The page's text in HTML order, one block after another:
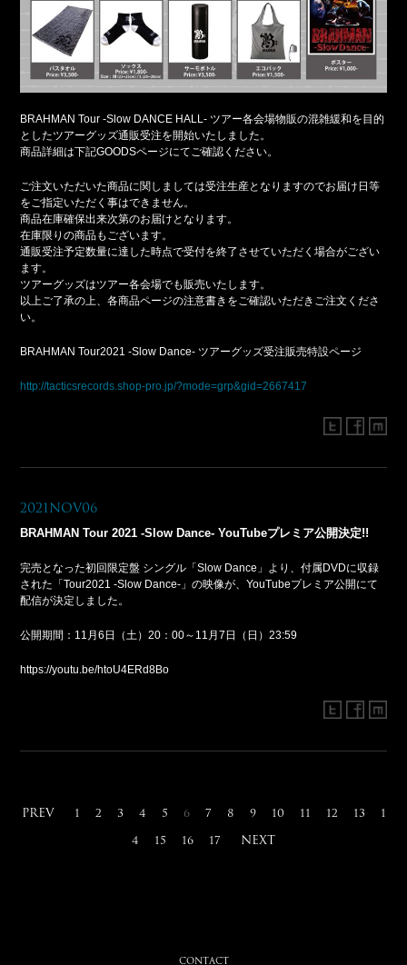
BRAHMAN Tour -Slow DANCE HALL- ツアー各会場物販の混雑緩和を目的
としたツアーグッズ通販受注を開始いたしました。
商品詳細は下記GOODSページにてご確認ください。
ご注文いただいた商品に関しましては受注生産となりますのでお届け日等
をご指定いただく事はできません。
商品在庫確保出来次第のお届けとなります。
在庫限りの商品もございます。
通販受注予定数量に達した時点で受付を終了させていただく場合がござい
ます。
ツアーグッズはツアー各会場でも販売いたします。
以上ご了承の上、各商品ページの注意書きをご確認いただきご注文くださ
い。
BRAHMAN Tour2021 -Slow Dance- ツアーグッズ受注販売特設ページ
http://tacticsrecords.shop-pro.jp/?mode=grp&gid=2667417
2021Nov06
BRAHMAN Tour 2021 -Slow Dance- YouTubeプレミア公開決定!!
完売となった初回限定盤 シングル「Slow Dance」より、付属DVDに収録
された「Tour2021 -Slow Dance-」の映像が、YouTubeプレミア公開にて
配信が決定しました。
公開期間：11 月6 日（土）20 ：00～ 11 月7 日（日）23:59
https://youtu.be/htoU4ERd8Bo
PREV 1 2 3 4 5 6 7 8 9 10 11 12 13 1
4 15 16 17 NEXT
CONTACT